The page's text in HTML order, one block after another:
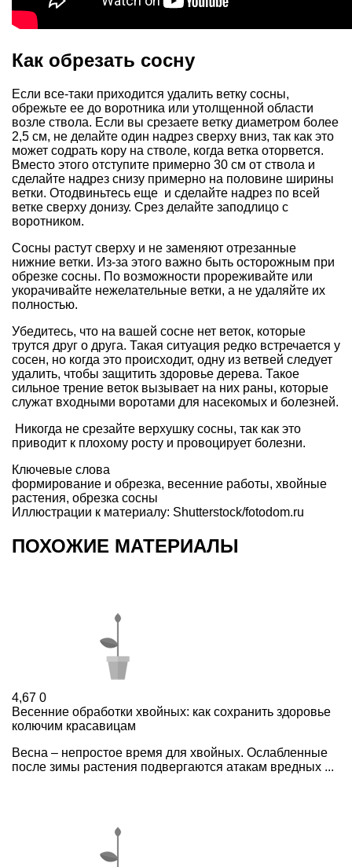
Как обрезать сосну
Если все-таки приходится удалить ветку сосны,
обрежьте ее до воротника или утолщенной области
возле ствола. Если вы срезаете ветку диаметром более
2,5 см, не делайте один надрез сверху вниз, так как это
может содрать кору на стволе, когда ветка оторвется.
Вместо этого отступите примерно 30 см от ствола и
сделайте надрез снизу примерно на половине ширины
ветки. Отодвиньтесь еще и сделайте надрез по всей
ветке сверху донизу. Срез делайте заподлицо с
воротником.
Сосны растут сверху и не заменяют отрезанные
нижние ветки. Из-за этого важно быть осторожным при
обрезке сосны. По возможности прореживайте или
укорачивайте нежелательные ветки, а не удаляйте их
полностью.
Убедитесь, что на вашей сосне нет веток, которые
трутся друг о друга. Такая ситуация редко встречается у
сосен, но когда это происходит, одну из ветвей следует
удалить, чтобы защитить здоровье дерева. Такое
сильное трение веток вызывает на них раны, которые
служат входными воротами для насекомых и болезней.
Никогда не срезайте верхушку сосны, так как это
приводит к плохому росту и провоцирует болезни.
Ключевые слова
формирование и обрезка, весенние работы, хвойные
растения, обрезка сосны
Иллюстрации к материалу: Shutterstock/fotodom.ru
ПОХОЖИЕ МАТЕРИАЛЫ
4,67 0
Весенние обработки хвойных: как сохранить здоровье
колючим красавицам
Весна – непростое время для хвойных. Ослабленные
после зимы растения подвергаются атакам вредных ...